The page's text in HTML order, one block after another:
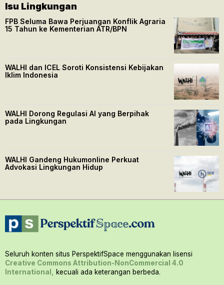
Isu Lingkungan
FPB Seluma Bawa Perjuangan Konflik Agraria
15 Tahun ke Kementerian ATR/BPN
WALHI dan ICEL Soroti Konsistensi Kebijakan
Iklim Indonesia
WALHI Dorong Regulasi AI yang Berpihak
pada Lingkungan
WALHI Gandeng Hukumonline Perkuat
Advokasi Lingkungan Hidup
Seluruh konten situs PerspektifSpace menggunakan lisensi
Creative Commons Attribution-NonCommercial 4.0
International,
kecuali ada keterangan berbeda.